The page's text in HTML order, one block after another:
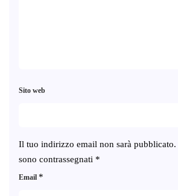
Il tuo indirizzo email non sarà pubblicato.
sono contrassegnati *
Email *
Sito web